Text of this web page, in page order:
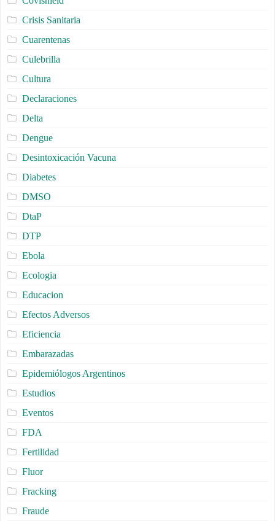
Crisis Sanitaria
Cuarentenas
Culebrilla
Cultura
Declaraciones
Delta
Dengue
Desintoxicación Vacuna
Diabetes
DMSO
DtaP
DTP
Ebola
Ecologia
Educacion
Efectos Adversos
Eficiencia
Embarazadas
Epidemiólogos Argentinos
Estudios
Eventos
FDA
Fertilidad
Fluor
Fracking
Fraude